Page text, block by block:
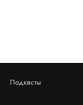
Подкасты